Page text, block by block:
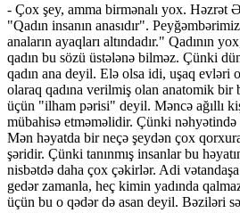
- Çox şey, amma birmənalı yox. Həzrət
"Qadın insanın anasıdır".
anaların ayaqları altındadır." Qadının
qadın bu sözü üstələnə bilməz. Çünki
qadın ana deyil. Elə olsa idi, uşaq evləri
olaraq qadına verilmiş olan anatomik bir
üçün "ilham pərisi" deyil. Məncə ağıllı
mübahisə etməməlidir. Çünki
Mən həyatda bir neçə şeydən çox
şəridir. Çünki tanınmış insanlar bu
nisbətdə daha çox çəkirlər. Adi
gedər zamanla, heç kimin yadında
üçün bu o qədər də asan deyil. Bəziləri